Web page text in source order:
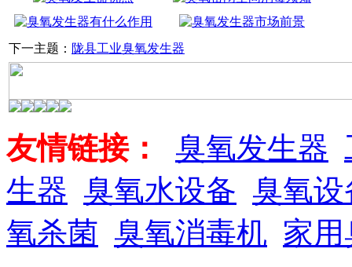
下一主题： 陇县工业臭氧发生器
友情链接： 臭氧发生器
生器 臭氧水设备 臭氧设
氧杀菌 臭氧消毒机 家